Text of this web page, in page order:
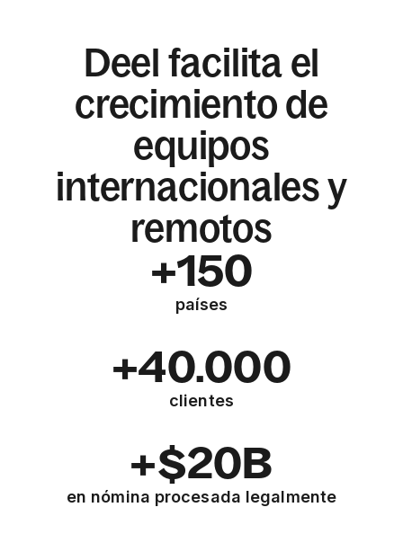
Deel facilita el
crecimiento de
equipos
internacionales y
remotos
+150
países
+40.000
clientes
+$20B
en nómina procesada legalmente